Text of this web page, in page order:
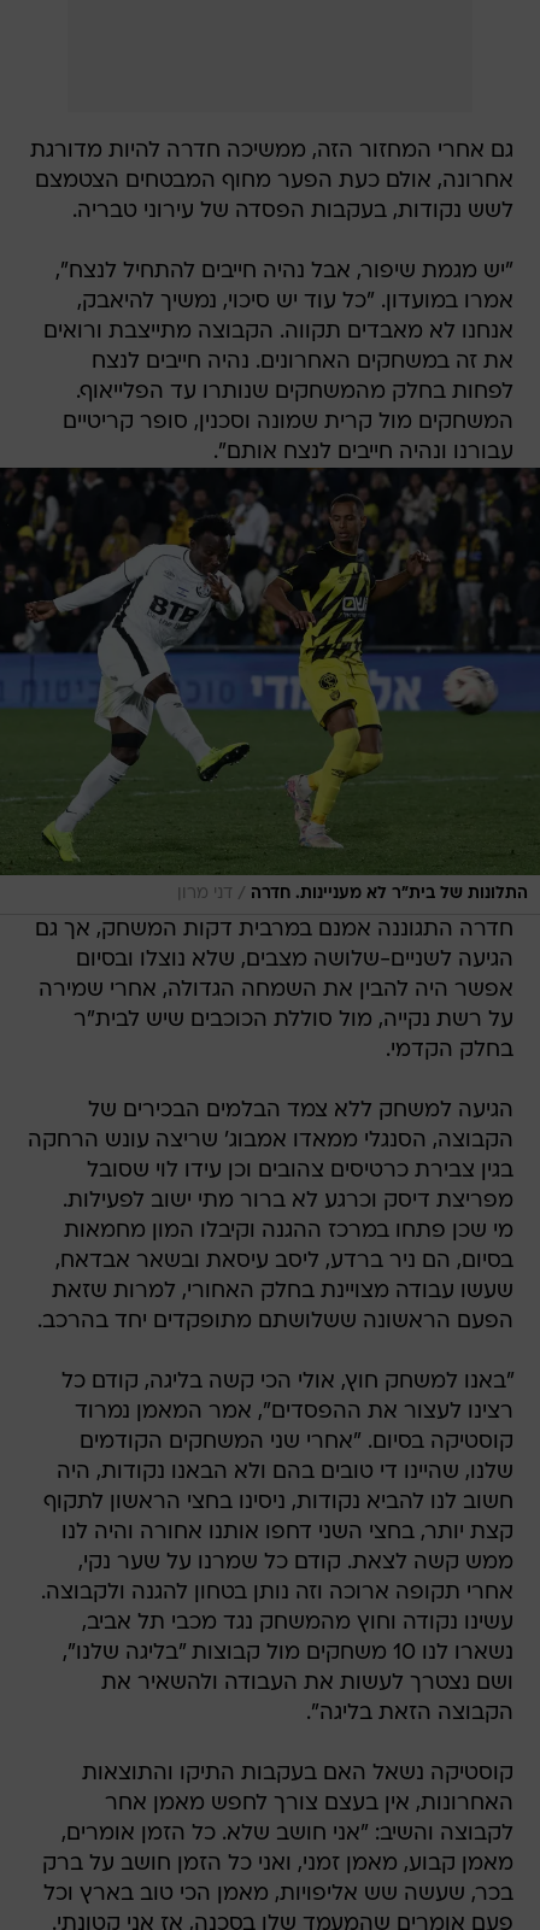
גם אחרי המחזור הזה, ממשיכה חדרה להיות מדורגת
אחרונה, אולם כעת הפער מחוף המבטחים הצטמצם
לשש נקודות, בעקבות הפסדה של עירוני טבריה.
"יש מגמת שיפור, אבל נהיה חייבים להתחיל לנצח",
אמרו במועדון. "כל עוד יש סיכוי, נמשיך להיאבק,
אנחנו לא מאבדים תקווה. הקבוצה מתייצבת ורואים
את זה במשחקים האחרונים. נהיה חייבים לנצח
לפחות בחלק מהמשחקים שנותרו עד הפלייאוף.
המשחקים מול קרית שמונה וסכנין, סופר קריטיים
עבורנו ונהיה חייבים לנצח אותם".
התלונות של בית"ר לא מעניינות. חדרה / דני מרון
חדרה התגוננה אמנם במרבית דקות המשחק, אך גם
הגיעה לשניים-שלושה מצבים, שלא נוצלו ובסיום
אפשר היה להבין את השמחה הגדולה, אחרי שמירה
על רשת נקייה, מול סוללת הכוכבים שיש לבית"ר
בחלק הקדמי.
הגיעה למשחק ללא צמד הבלמים הבכירים של
הקבוצה, הסנגלי ממאדו אמבוג' שריצה עונש הרחקה
בגין צבירת כרטיסים צהובים וכן עידו לוי שסובל
מפריצת דיסק וכרגע לא ברור מתי ישוב לפעילות.
מי שכן פתחו במרכז ההגנה וקיבלו המון מחמאות
בסיום, הם ניר ברדע, ליסב עיסאת ובשאר אבדאח,
שעשו עבודה מצויינת בחלק האחורי, למרות שזאת
הפעם הראשונה ששלושתם מתופקדים יחד בהרכב.
"באנו למשחק חוץ, אולי הכי קשה בליגה, קודם כל
רצינו לעצור את ההפסדים", אמר המאמן נמרוד
קוסטיקה בסיום. "אחרי שני המשחקים הקודמים
שלנו, שהיינו די טובים בהם ולא הבאנו נקודות, היה
חשוב לנו להביא נקודות, ניסינו בחצי הראשון לתקוף
קצת יותר, בחצי השני דחפו אותנו אחורה והיה לנו
ממש קשה לצאת. קודם כל שמרנו על שער נקי,
אחרי תקופה ארוכה וזה נותן בטחון להגנה ולקבוצה.
עשינו נקודה וחוץ מהמשחק נגד מכבי תל אביב,
נשארו לנו 10 משחקים מול קבוצות "בליגה שלנו",
ושם נצטרך לעשות את העבודה ולהשאיר את
הקבוצה הזאת בליגה".
קוסטיקה נשאל האם בעקבות התיקו והתוצאות
האחרונות, אין בעצם צורך לחפש מאמן אחר
לקבוצה והשיב: "אני חושב שלא. כל הזמן אומרים,
מאמן קבוע, מאמן זמני, ואני כל הזמן חושב על ברק
בכר, שעשה שש אליפויות, מאמן הכי טוב בארץ וכל
פעם אומרים שהמעמד שלו בסכנה, אז אני קטונתי.